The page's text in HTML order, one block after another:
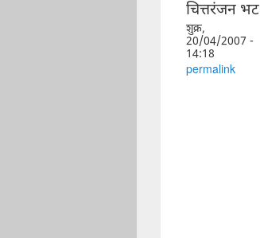
चित्तरंजन भट
शुक्र,
20/04/2007 -
14:18
permalink